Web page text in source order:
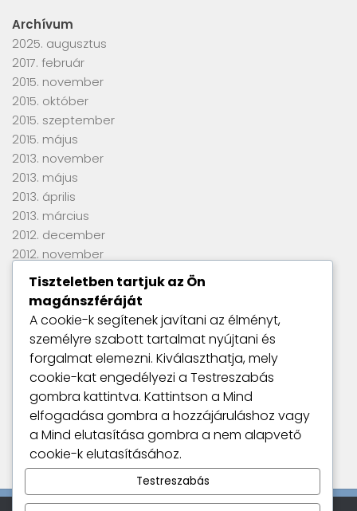
Archívum
2025. augusztus
2017. február
2015. november
2015. október
2015. szeptember
2015. május
2013. november
2013. május
2013. április
2013. március
2012. december
2012. november
2012. szeptember
2012. június
2012. április
2012. március
2012. január
2011. szeptember
Utolsó kommentek
Nincs megjeleníthető bejegyzés.
Tiszteletben tartjuk az Ön
magánszféráját
A cookie-k segítenek javítani az élményt,
személyre szabott tartalmat nyújtani és
forgalmat elemezni. Kiválaszthatja, mely
cookie-kat engedélyezi a Testreszabás
gombra kattintva. Kattintson a Mind
elfogadása gombra a hozzájáruláshoz vagy
a Mind elutasítása gombra a nem alapvető
cookie-k elutasításához.
Testreszabás